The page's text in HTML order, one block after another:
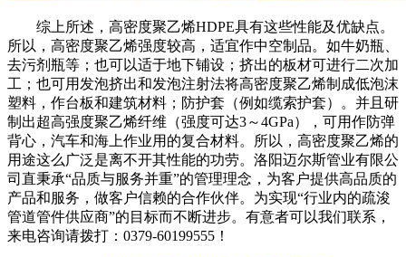
综上所述，高密度聚乙烯HDPE具有这些性能及优缺点。
所以，高密度聚乙烯强度较高，适宜作中空制品。如牛奶瓶、
去污剂瓶等；也可以适于地下铺设；挤出的板材可进行二次加
工；也可用发泡挤出和发泡注射法将高密度聚乙烯制成低泡沫
塑料，作台板和建筑材料；防护套（例如缆索护套）。并且研
制出超高强度聚乙烯纤维（强度可达3～4GPa），可用作防弹
背心，汽车和海上作业用的复合材料。所以，高密度聚乙烯的
用途这么广泛是离不开其性能的功劳。洛阳迈尔斯管业有限公
司直秉承“品质与服务并重”的管理理念，为客户提供高品质的
产品和服务，做客户信赖的合作伙伴。为实现“行业内的疏浚
管道管件供应商”的目标而不断进步。有意者可以我们联系，
来电咨询请拨打： 0379-60199555 ！